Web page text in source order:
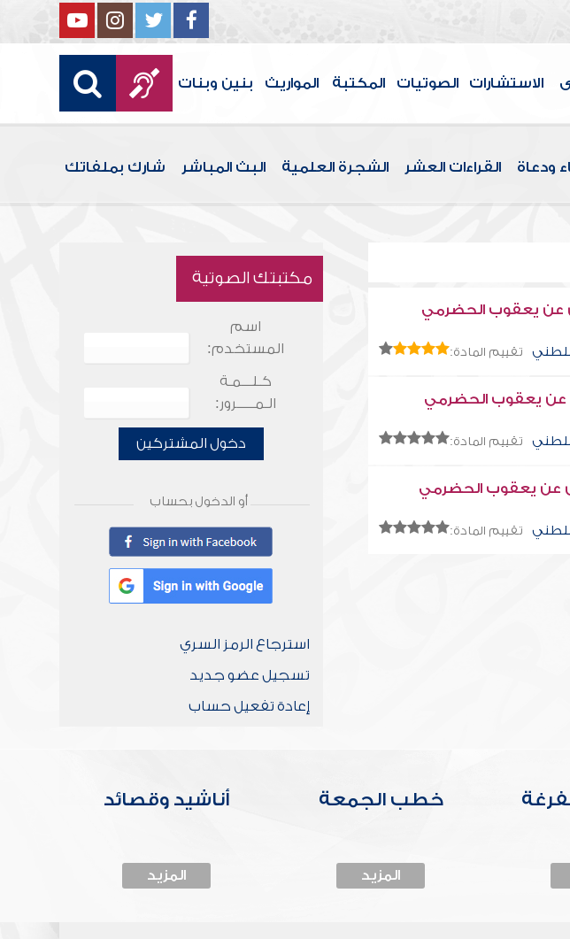
الاستشارات الصوتيات المكتبة المواريث بنين وبنات
ودعاة القراءات العشر الشجرة العلمية البث المباشر شارك بملفاتك
عن يعقوب الحضرمي
تقييم المادة:
عن يعقوب الحضرمي
تقييم المادة:
عن يعقوب الحضرمي
تقييم المادة:
مكتبتك الصوتية
اسم
المستخدم:
كـلـــمـة
الـمـــــرور:
دخول المشتركين
أو الدخول بحساب
استرجاع الرمز السري
تسجيل عضو جديد
إعادة تفعيل حساب
خطب الجمعة
المزيد
أناشيد وقصائد
المزيد